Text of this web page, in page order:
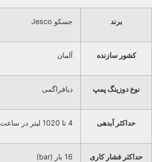
برند جسکو Jesco
کشور سازنده آلمان
نوع دوزینگ پمپ دیافراگمی
حداکثر آبدهی 4 تا 1020 لیتر در ساعت
حداکثر فشار کاری
16 بار (bar)